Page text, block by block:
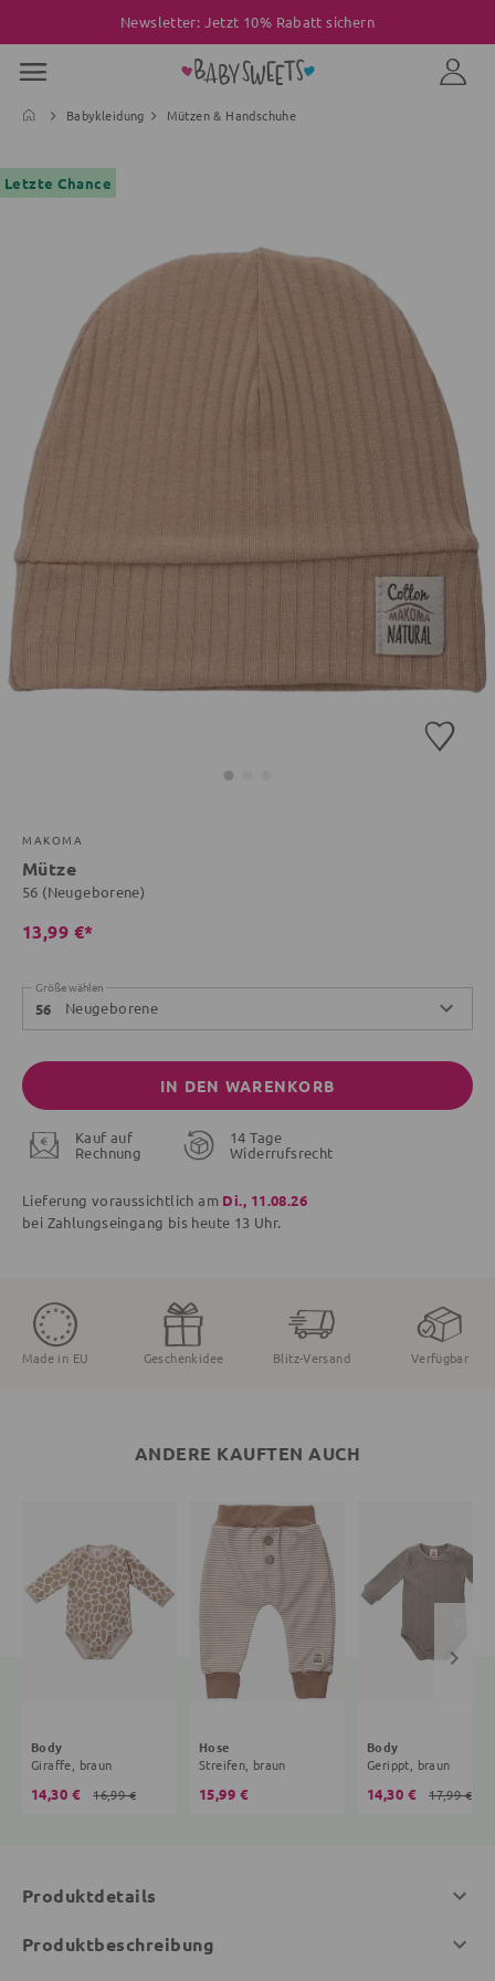
Newsletter: Jetzt 10% Rabatt sichern
Babykleidung Mützen & Handschuhe
Letzte Chance
MAKOMA
Mütze
56 (Neugeborene)
13,99 €*
Größe wählen
56 Neugeborene
IN DEN WARENKORB
Kauf auf
Rechnung
14 Tage
Widerrufsrecht
Lieferung voraussichtlich am Di., 11.08.26
bei Zahlungseingang bis heute 13 Uhr.
Made in EU Geschenkidee Blitz-Versand Verfügbar
ANDERE KAUFTEN AUCH
Body
Giraffe, braun
14,30 € 16,99 €
Hose
Streifen, braun
15,99 €
Body
Gerippt, braun
14,30 € 17,99 €
Produktdetails
Produktbeschreibung